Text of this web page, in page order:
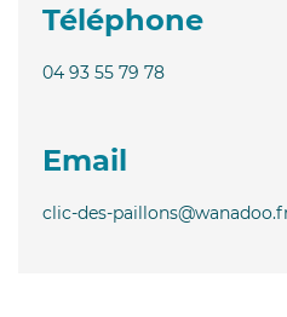
Téléphone
04 93 55 79 78
Email
clic-des-